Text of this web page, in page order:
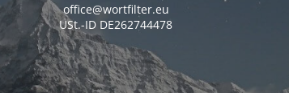
office@wortfilter.eu
USt.-ID DE262744478